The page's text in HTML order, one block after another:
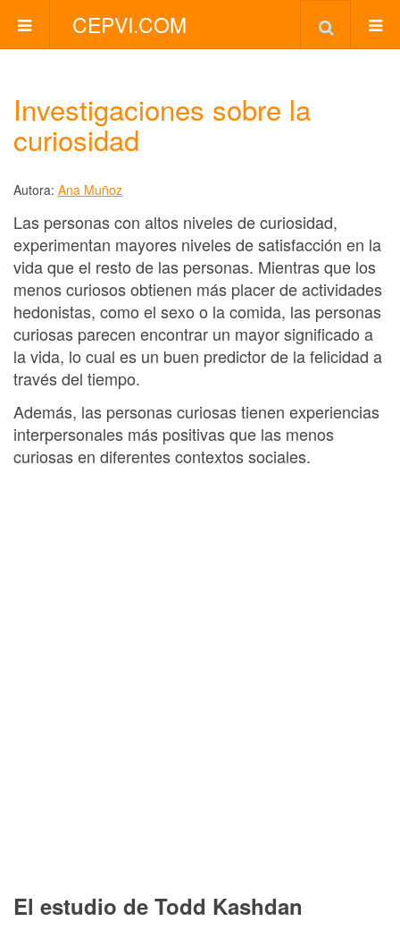
CEPVI.COM
Investigaciones sobre la
curiosidad
Autora: Ana Muñoz
Las personas con altos niveles de curiosidad,
experimentan mayores niveles de satisfacción en la
vida que el resto de las personas. Mientras que los
menos curiosos obtienen más placer de actividades
hedonistas, como el sexo o la comida, las personas
curiosas parecen encontrar un mayor significado a
la vida, lo cual es un buen predictor de la felicidad a
través del tiempo.
Además, las personas curiosas tienen experiencias
interpersonales más positivas que las menos
curiosas en diferentes contextos sociales.
El estudio de Todd Kashdan